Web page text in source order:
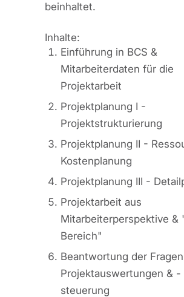
beinhaltet.
Inhalte:
Einführung in BCS &
Mitarbeiterdaten für die
Projektarbeit
Projektplanung I -
Projektstrukturierung
Projektplanung II -
Kostenplanung
Projektplanung III -
Projektarbeit aus
Mitarbeiterperspektive &
Bereich"
Beantwortung der
Projektauswertungen & -
steuerung